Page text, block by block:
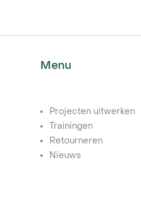
Menu
Projecten uitwerken
Trainingen
Retourneren
Nieuws